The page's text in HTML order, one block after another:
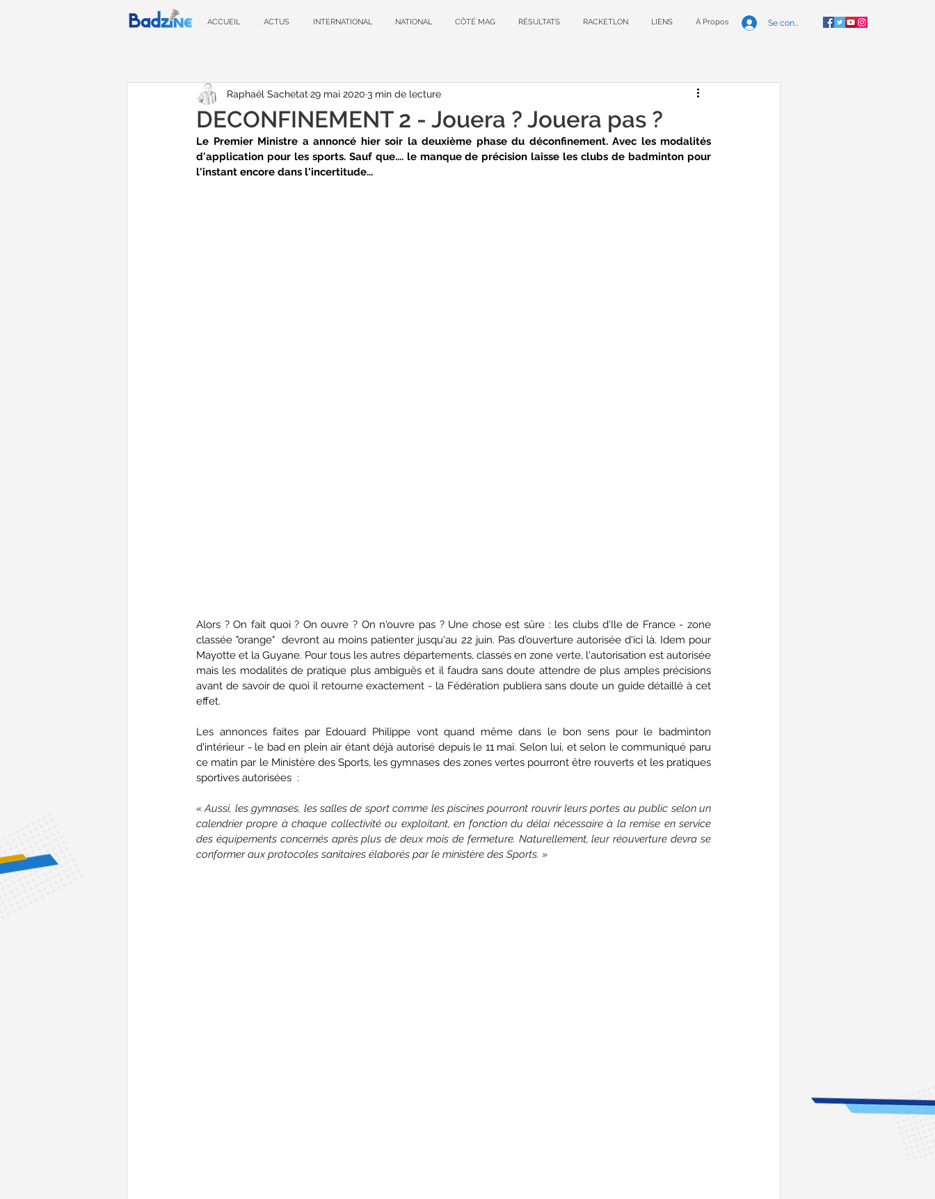
ACCUEIL ACTUS INTERNATIONAL NATIONAL CÔTÉ MAG RÉSULTATS RACKETLON LIENS À Propos Se connecter
DECONFINEMENT 2 - Jouera ? Jouera pas ?
Raphaël Sachetat 29 mai 2020 3 min de lecture
Le Premier Ministre a annoncé hier soir la deuxième phase du déconfinement. Avec les modalités
d'application pour les sports. Sauf que.... le manque de précision laisse les clubs de badminton pour
l'instant encore dans l'incertitude...
Alors ? On fait quoi ? On ouvre ? On n'ouvre pas ? Une chose est sûre : les clubs d'Ile de France - zone
classée "orange"  devront au moins patienter jusqu'au 22 juin. Pas d'ouverture autorisée d'ici là. Idem pour
Mayotte et la Guyane. Pour tous les autres départements, classés en zone verte, l'autorisation est autorisée
mais les modalités de pratique plus ambiguës et il faudra sans doute attendre de plus amples précisions
avant de savoir de quoi il retourne exactement - la Fédération publiera sans doute un guide détaillé à cet
effet.
Les annonces faites par Edouard Philippe vont quand même dans le bon sens pour le badminton
d'intérieur - le bad en plein air étant déjà autorisé depuis le 11 mai. Selon lui, et selon le communiqué paru
ce matin par le Ministère des Sports, les gymnases des zones vertes pourront être rouverts et les pratiques
sportives autorisées  :
« Aussi, les gymnases, les salles de sport comme les piscines pourront rouvrir leurs portes au public selon un
calendrier propre à chaque collectivité ou exploitant, en fonction du délai nécessaire à la remise en service
des équipements concernés après plus de deux mois de fermeture. Naturellement, leur réouverture devra se
conformer aux protocoles sanitaires élaborés par le ministère des Sports. »